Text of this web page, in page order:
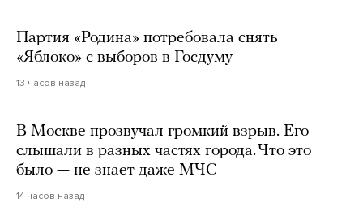
Партия «Родина» потребовала снять
«Яблоко» с выборов в Госдуму
13 часов назад
В Москве прозвучал громкий взрыв. Его
слышали в разных частях города. Что это
было — не знает даже МЧС
14 часов назад